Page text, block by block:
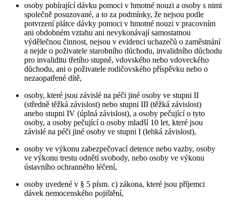
osoby pobírající dávku pomoci v hmotné nouzi a osoby s nimi
společně posuzované, a to za podmínky, že nejsou podle
potvrzení plátce dávky pomoci v hmotné nouzi v pracovním
ani obdobném vztahu ani nevykonávají samostatnou
výdělečnou činnost, nejsou v evidenci uchazečů o zaměstnání
a nejde o poživatele starobního důchodu, invalidního důchodu
pro invaliditu třetího stupně, vdovského nebo vdoveckého
důchodu, ani o poživatele rodičovského příspěvku nebo o
nezaopatřené dítě,
osoby, které jsou závislé na péči jiné osoby ve stupni II
(středně těžká závislost) nebo stupni III (těžká závislost)
anebo stupni IV (úplná závislost), a osoby pečující o tyto
osoby, a osoby pečující o osoby mladší 10 let, které jsou
závislé na péči jiné osoby ve stupni I (lehká závislost),
osoby ve výkonu zabezpečovací detence nebo vazby, osoby
ve výkonu trestu odnětí svobody, nebo osoby ve výkonu
ústavního ochranného léčení,
osoby uvedené v § 5 písm. c) zákona, které jsou příjemci
dávek nemocenského pojištění,